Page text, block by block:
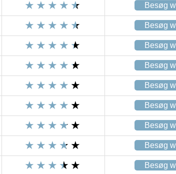
Besøg
Besøg
Besøg
Besøg
Besøg
Besøg
Besøg
Besøg
Besøg